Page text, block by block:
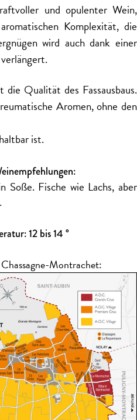
und opulenter Wein,
Komplexität, die
wird auch dank einer
die Qualität des Fassausbaus.
Aromen, ohne den
ist.
Soße. Fische wie Lachs, aber
12 bis 14 °
Montrachet: